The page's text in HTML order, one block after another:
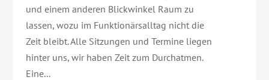
und einem anderen Blickwinkel Raum zu
lassen, wozu im Funktionärsalltag nicht die
Zeit bleibt. Alle Sitzungen und Termine liegen
hinter uns, wir haben Zeit zum Durchatmen.
Eine...